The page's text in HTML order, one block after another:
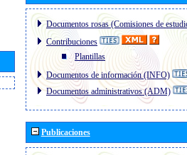
Documentos rosas (Comisiones de
Contribuciones
Plantillas
Documentos de información (INFO)
Documentos administrativos (ADM)
Publicaciones